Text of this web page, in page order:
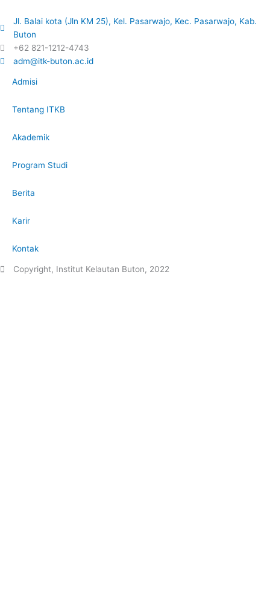
a
l
t
p
p
b
o
o
-
f
a
g
r
t
e
r
u
Jl. Balai kota (Jln KM 25), Kel. Pasarwajo, Kec. Pasarwajo, Kab.
Buton
+62 821-1212-4743
adm@itk-buton.ac.id
Admisi
Tentang ITKB
Akademik
Program Studi
Berita
Karir
Kontak
Copyright, Institut Kelautan Buton, 2022